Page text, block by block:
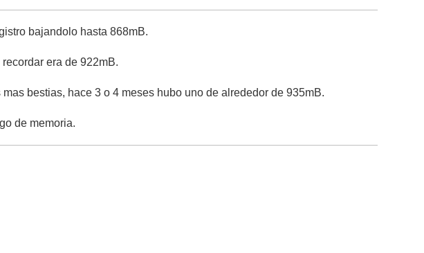
bajandolo hasta 868mB.
era de 922mB.
bestias, hace 3 o 4 meses hubo uno de alrededor de 935mB.
de memoria.